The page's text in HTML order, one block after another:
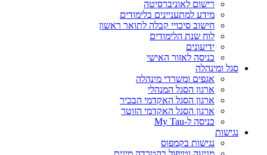
רישום לאוניברסיטה
מידע למתעניינים בלימודים
חישוב סיכויי קבלה לתואר ראשון
לוח שנת הלימודים
ידיעונים
כניסה לאזור האישי
סגל ומינהלה
אגפים ומשרדי מינהלה
ארגון הסגל המנהלי
ארגון הסגל האקדמי הבכיר
ארגון הסגל האקדמי הזוטר
כניסה ל-My Tau
נגישות
נגישות בקמפוס